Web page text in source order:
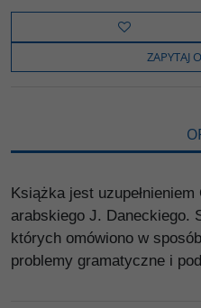
e
o
k
t
t
e
o
y
i
n
k
z
e
l
s
ZAPYTAJ
Książka jest
arabskiego J. Daneckiego.
których omówiono w
problemy gramatyczne i